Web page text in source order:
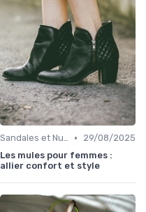
Sandales et Nu-pieds •
29/08/2025
Les mules pour femmes :
allier confort et style